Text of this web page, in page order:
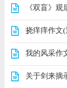
《双盲》观
挠痒痒作文
我的风采作
关于剑来摘